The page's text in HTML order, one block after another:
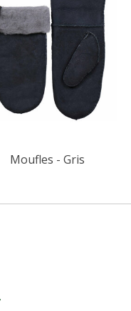
Moufles - Gris